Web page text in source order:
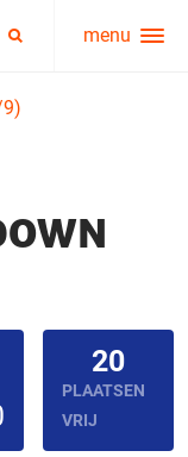
menu
20
PLAATSEN
VRIJ